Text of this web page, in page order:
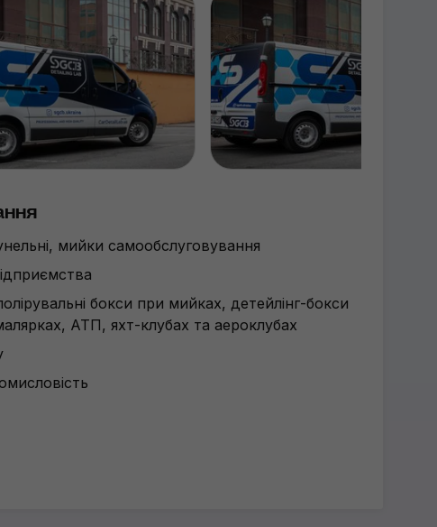
мийки самообслуговування
бокси при мийках, детейлінг-бокси
АТП, яхт-клубах та аероклубах